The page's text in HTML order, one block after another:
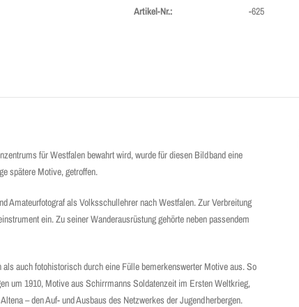
Artikel-Nr.: -625
für Westfalen bewahrt wird, wurde für diesen Bildband eine
spätere Motive, getroffen.
Amateurfotograf als Volksschullehrer nach Westfalen. Zur Verbreitung
ein. Zu seiner Wanderausrüstung gehörte neben passendem
auch fotohistorisch durch eine Fülle bemerkenswerter Motive aus. So
um 1910, Motive aus Schirrmanns Soldatenzeit im Ersten Weltkrieg,
– den Auf- und Ausbaus des Netzwerkes der Jugendherbergen.